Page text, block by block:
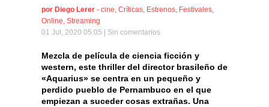
por Diego Lerer - cine, Críticas, Estrenos, Festivales,
Online, Streaming
01 Jul, 2020 05:05 | Sin comentarios
Mezcla de película de ciencia ficción y
western, este thriller del director brasileño de
«Aquarius» se centra en un pequeño y
perdido pueblo de Pernambuco en el que
empiezan a suceder cosas extrañas. Una